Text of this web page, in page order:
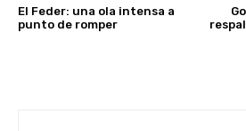
El Feder: una ola intensa a
punto de romper